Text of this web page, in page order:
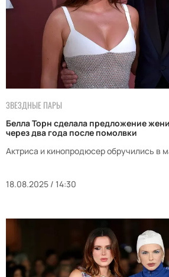
ЗВЕЗДНЫЕ ПАРЫ
Белла Торн сделала предложение
через два года после помолвки
Актриса и кинопродюсер обручились в
18.08.2025 / 14:30